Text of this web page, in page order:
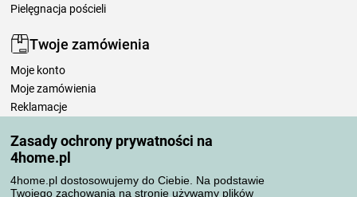
Zasady ochrony prywatności na
4home.pl
4home.pl dostosowujemy do Ciebie. Na podstawie
Twojego zachowania na stronie używamy plików
Pielęgnacja pościeli
Twoje zamówienia
Moje konto
Moje zamówienia
Reklamacje
Zasady przetwarzania recenzji
Sposoby transportu